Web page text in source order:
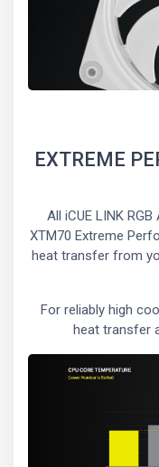
EXTREME
All iCUE LINK
XTM70 Extreme
heat transfer from
For reliably high
heat transfer